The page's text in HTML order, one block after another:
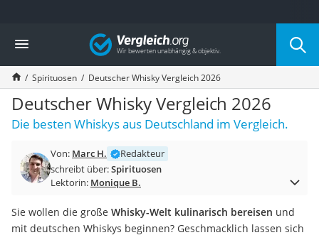
Die beliebtesten Vergleiche nach Kategorie
Lebensmittel
Schwarzkümmelöl
Knäckebrot
Schwarzkümmelöl-Kapseln
Manukahonig
Eiklar
Balsamico-Essig
Schwarzkümmelöl bio
Honig
Gemüsebrühe
Vergleich
Spirituosen Deutscher Whisky Vergleich 2026
Deutscher Whisky Vergleich 2026
Die besten Whiskys aus Deutschland im Vergleich.
Von: Marc H.
Redakteur
schreibt über:Spirituosen
Lektorin: Monique B.
Sie wollen die große Whisky-Welt kulinarisch bereisen und
mit deutschen Whiskys beginnen? Geschmacklich lassen sich